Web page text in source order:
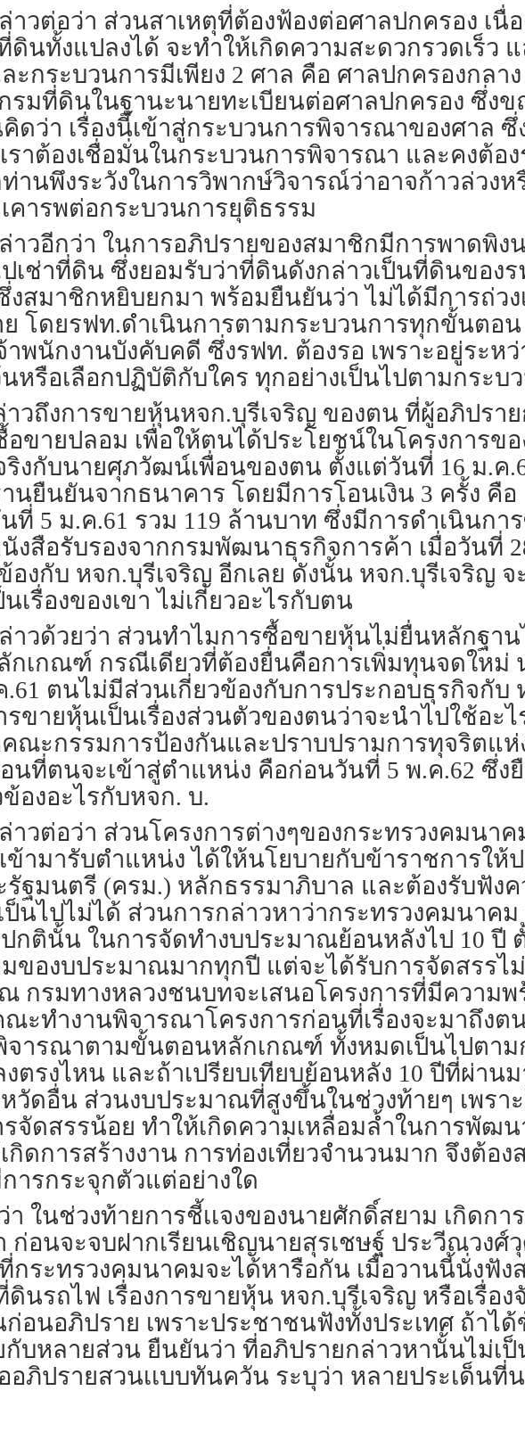
วต่อว่า ส่วนสาเหตุที่ต้องฟ้องต่อศาลปกครอง เนื่
ดินทั้งแปลงได้ จะทำให้เกิดความสะดวกรวดเร็ว
กระบวนการมีเพียง 2 ศาล คือ ศาลปกครองกลา
รมที่ดินในฐานะนายทะเบียนต่อศาลปกครอง ซึ่ง
ว่า เรื่องนี้เข้าสู่กระบวนการพิจารณาของศาล
ราต้องเชื่อมั่นในกระบวนการพิจารณา และคงต้อ
นพึงระวังในการวิพากษ์วิจารณ์ว่าอาจก้าวล่วงห
คารพต่อกระบวนการยุติธรรม
าวอีกว่า ในการอภิปรายของสมาชิกมีการพาดพิ
ปเช่าที่ดิน ซึ่งยอมรับว่าที่ดินดังกล่าวเป็นที่ดินของ
งสมาชิกหยิบยกมา พร้อมยืนยันว่า ไม่ได้มีการถ่ว
โดยรฟท.ดำเนินการตามกระบวนการทุกขั้นตอ
าพนักงานบังคับคดี ซึ่งรฟท. ต้องรอ เพราะอยู่ระ
หรือเลือกปฏิบัติกับใคร ทุกอย่างเป็นไปตามกระบ
วถึงการขายหุ้นหจก.บุรีเจริญ ของตน ที่ผู้อภิปรา
อขายปลอม เพื่อให้ตนได้ประโยชน์ในโครงการข
งกับนายศุภวัฒน์เพื่อนของตน ตั้งแต่วันที่ 16 ม.ค
นยืนยันจากธนาคาร โดยมีการโอนเงิน 3 ครั้ง คื
ที่ 5 ม.ค.61 รวม 119 ล้านบาท ซึ่งมีการดำเนินกา
นังสือรับรองจากกรมพัฒนาธุรกิจการค้า เมื่อวันที่
องกับ หจก.บุรีเจริญ อีกเลย ดังนั้น หจก.บุรีเจริญ
เรื่องของเขา ไม่เกี่ยวอะไรกับตน
าวด้วยว่า ส่วนทำไมการซื้อขายหุ้นไม่ยื่นหลักฐา
กเกณฑ์ กรณีเดียวที่ต้องยื่นคือการเพิ่มทุนจดใหม่
ตนไม่มีส่วนเกี่ยวข้องกับการประกอบธุรกิจกับ
รขายหุ้นเป็นเรื่องส่วนตัวของตนว่าจะนำไปใช้อะ
ะกรรมการป้องกันและปราบปรามการทุจริตแห่
นที่ตนจะเข้าสู่ตำแหน่ง คือก่อนวันที่ 5 พ.ค.62 ซึ่ง
องอะไรกับหจก. บ.
วต่อว่า ส่วนโครงการต่างๆของกระทรวงคมนา
ามารับตำแหน่ง ได้ให้นโยบายกับข้าราชการให้
ฐมนตรี (ครม.) หลักธรรมาภิบาล และต้องรับฟัง
ป็นไปไม่ได้ ส่วนการกล่าวหาว่ากระทรวงคมนาค
กตินั้น ในการจัดทำงบประมาณย้อนหลังไป 10 ปี ตั้
ของบประมาณมากทุกปี แต่จะได้รับการจัดสรรไ
กรมทางหลวงชนบทจะเสนอโครงการที่มีความพ
ะทำงานพิจารณาโครงการก่อนที่เรื่องจะมาถึงต
จารณาตามขั้นตอนหลักเกณฑ์ ทั้งหมดเป็นไปตาม
งตรงไหน และถ้าเปรียบเทียบย้อนหลัง 10 ปีที่ผ่าน
หวัดอื่น ส่วนงบประมาณที่สูงขึ้นในช่วงท้ายๆ เพรา
รจัดสรรน้อย ทำให้เกิดความเหลื่อมล้ำในการพัฒ
กิดการสร้างงาน การท่องเที่ยวจำนวนมาก จึงต้อ
ารกระจุกตัวแต่อย่างใด
า ในช่วงท้ายการชี้เเจงของนายศักดิ์สยาม เกิดก
ก่อนจะจบฝากเรียนเชิญนายสุรเชษฐ์ ประวีณวง
กระทรวงคมนาคมจะได้หารือกัน เมื่อวานนี้นั่งฟั
ดินรถไฟ เรื่องการขายหุ้น หจก.บุรีเจริญ หรือเรื่อ
อนอภิปราย เพราะประชาชนฟังทั้งประเทศ ถ้าไ
กับหลายส่วน ยืนยันว่า ที่อภิปรายกล่าวหานั้นไม่เ
ภิปรายสวนเเบบทันควัน ระบุว่า หลายประเด็นที่